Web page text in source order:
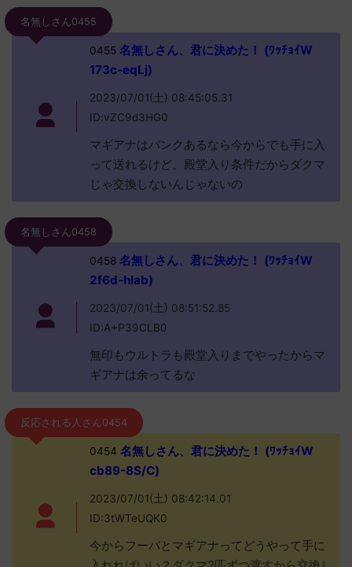
名無しさん0455
0455名無しさん、君に決めた！ (ﾜｯﾁｮｲW
173c-eqLj)
2023/07/01(土) 08:45:05.31
ID:vZC9d3HG0
マギアナはバンクあるなら今からでも手に入
って送れるけど、殿堂入り条件だからダクマ
じゃ交換しないんじゃないの
名無しさん0458
0458名無しさん、君に決めた！ (ﾜｯﾁｮｲW
2f6d-hlab)
2023/07/01(土) 08:51:52.85
ID:A+P39CLB0
無印もウルトラも殿堂入りまでやったからマ
ギアナは余ってるな
反応される人さん0454
0454 名無しさん、君に決めた！ (ﾜｯﾁｮｲW
cb89-8S/C)
2023/07/01(土) 08:42:14.01
ID:3tWTeUQK0
今からフーパとマギアナってどうやって手に